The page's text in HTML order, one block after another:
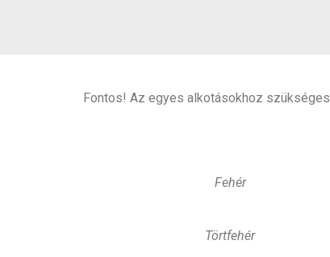
Fontos! Az egyes alkotásokhoz
Fehér
Törtfehér